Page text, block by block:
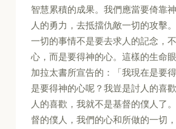
智慧累積的成果。我們應當要倚靠
人的勇力，去抵擋仇敵一切的攻擊
一切的事情不是要去求人的記念，
心，而是要得神的心。這樣的生命
加拉太書所宣告的：「我現在是要
是要得神的心呢？我豈是討人的喜
人的喜歡，我就不是基督的僕人了
督的僕人，我們的心和所做的一切